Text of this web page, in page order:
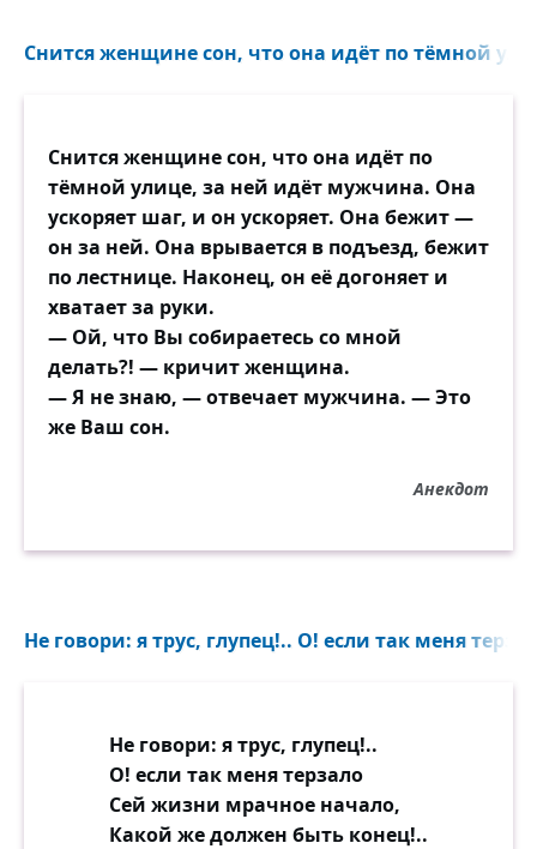
Снится женщине сон, что она идёт по тёмной
Снится женщине сон, что она идёт по
тёмной улице, за ней идёт мужчина. Она
ускоряет шаг, и он ускоряет. Она бежит —
он за ней. Она врывается в подъезд, бежит
по лестнице. Наконец, он её догоняет и
хватает за руки.
— Ой, что Вы собираетесь со мной
делать?! — кричит женщина.
— Я не знаю, — отвечает мужчина. — Это
же Ваш сон.
Анекдот
Не говори: я трус, глупец!.. О! если так меня
Не говори: я трус, глупец!..
О! если так меня терзало
Сей жизни мрачное начало,
Какой же должен быть конец!..